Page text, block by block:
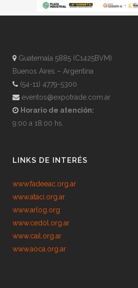
Guatemala 5885 (C1425BVM)
Buenos Aires – Argentina
(54-11) 4779-5300
eventos@expotrade.com.ar
Horario de atención:
9:00 a 18:00 hs.
LINKS DE INTERÉS
www.fadeeac.org.ar
www.ataci.org.ar
www.arlog.org
www.cedol.org.ar
www.cail.org.ar
www.aoca.org.ar